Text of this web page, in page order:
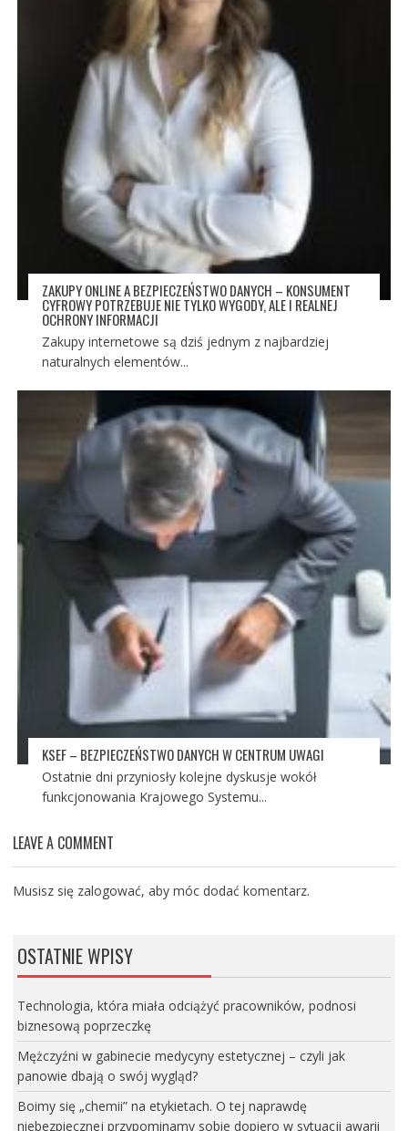
ZAKUPY ONLINE A BEZPIECZEŃSTWO DANYCH – KONSUMENT
CYFROWY POTRZEBUJE NIE TYLKO WYGODY, ALE I REALNEJ
OCHRONY INFORMACJI
Zakupy internetowe są dziś jednym z najbardziej
naturalnych elementów...
KSEF – BEZPIECZEŃSTWO DANYCH W CENTRUM UWAGI
Ostatnie dni przyniosły kolejne dyskusje wokół
funkcjonowania Krajowego Systemu...
LEAVE A COMMENT
Musisz się zalogować, aby móc dodać komentarz.
OSTATNIE WPISY
Technologia, która miała odciążyć pracowników, podnosi
biznesową poprzeczkę
Mężczyźni w gabinecie medycyny estetycznej – czyli jak
panowie dbają o swój wygląd?
Boimy się „chemii” na etykietach. O tej naprawdę
niebezpiecznej przypominamy sobie dopiero w sytuacji awarii